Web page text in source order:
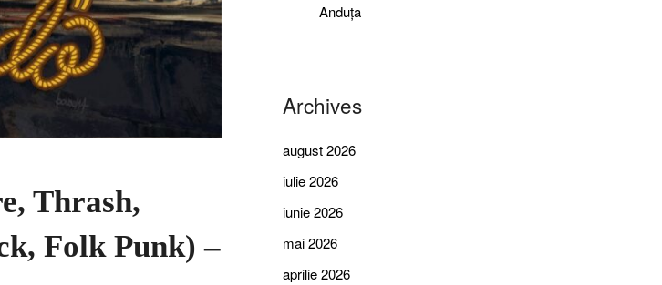
Thrash,
Folk Punk) –
Anduța
Archives
august 2026
iulie 2026
iunie 2026
mai 2026
aprilie 2026